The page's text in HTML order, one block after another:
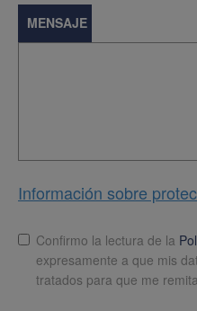
MENSAJE
Información sobre
LopdConfirmo la lectura de la
expresamente a que mis
tratados para que me